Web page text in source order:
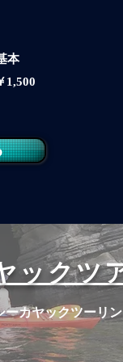
本
1,500
ックツ
ーカヤックツーリ